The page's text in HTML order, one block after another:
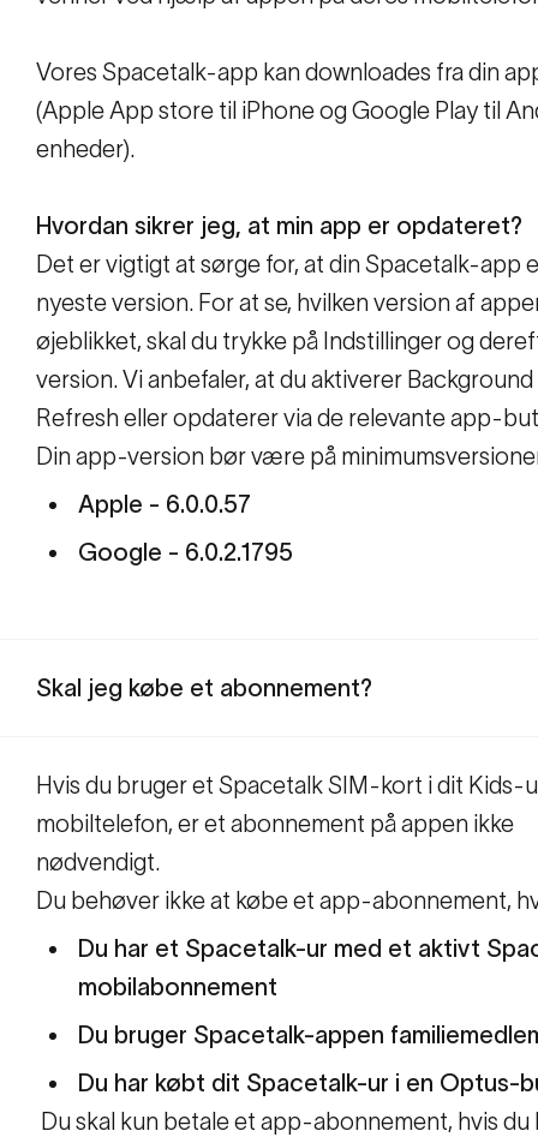
Vores Spacetalk-app kan downloades fra din
(Apple App store til iPhone og Google Play til
enheder).
Hvordan sikrer jeg, at min app er opdateret?
Det er vigtigt at sørge for, at din Spacetalk-app
nyeste version. For at se, hvilken version af
øjeblikket, skal du trykke på Indstillinger og
version. Vi anbefaler, at du aktiverer
Refresh eller opdaterer via de relevante app-
Din app-version bør være på
Apple - 6.0.0.57
Google - 6.0.2.1795
Skal jeg købe et abonnement?
Hvis du bruger et Spacetalk SIM-kort i dit Kids-
mobiltelefon, er et abonnement på appen ikke
nødvendigt.
Du behøver ikke at købe et app-abonnement,
Du har et Spacetalk-ur med et aktivt
mobilabonnement
Du bruger Spacetalk-appen
Du har købt dit Spacetalk-ur i en Optus-
Du skal kun betale et app-abonnement, hvis du